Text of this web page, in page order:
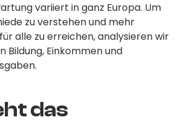
variiert in ganz Europa. Um
zu verstehen und mehr
alle zu erreichen, analysieren wir
Bildung, Einkommen und
das